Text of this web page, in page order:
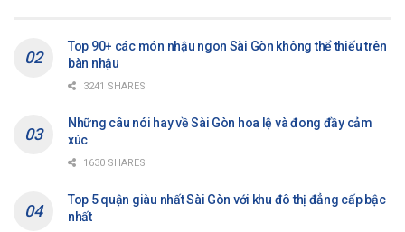
Top 90+ các món nhậu ngon Sài Gòn không thể thiếu trên
bàn nhậu
3241 SHARES
Những câu nói hay về Sài Gòn hoa lệ và đong đầy cảm
xúc
1630 SHARES
Top 5 quận giàu nhất Sài Gòn với khu đô thị đẳng cấp bậc
nhất